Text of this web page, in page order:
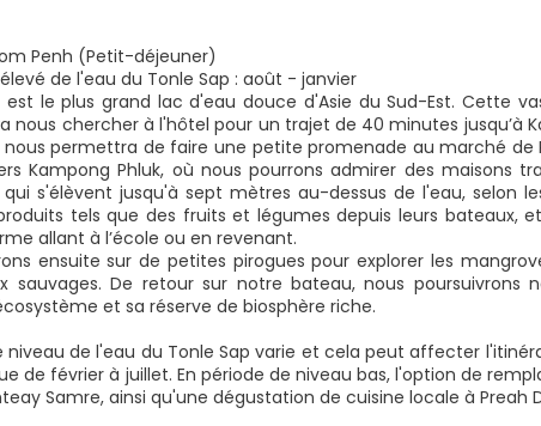
Penh (Petit-déjeuner)
de l'eau du Tonle Sap : août - janvier
est le plus grand lac d'eau douce d'Asie du Sud-Est. Cette
nous chercher à l'hôtel pour un trajet de 40 minutes jusqu’à
permettra de faire une petite promenade au marché de
Kampong Phluk, où nous pourrons admirer des maisons
s'élèvent jusqu'à sept mètres au-dessus de l'eau, selon
tels que des fruits et légumes depuis leurs bateaux,
allant à l’école ou en revenant.
ensuite sur de petites pirogues pour explorer les
sauvages. De retour sur notre bateau, nous
et sa réserve de biosphère riche.
niveau de l'eau du Tonle Sap varie et cela peut affecter
de février à juillet. En période de niveau bas, l'option de
Samre, ainsi qu'une dégustation de cuisine locale à Preah